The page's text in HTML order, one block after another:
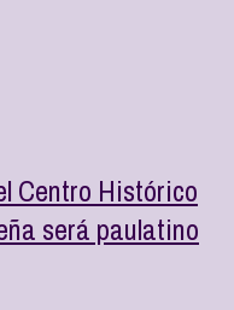
Centro Histórico
será paulatino